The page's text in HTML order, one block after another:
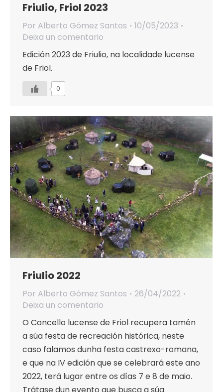
Friulio, Friol 2023
Por Alberto Gómez Santos
10/05/2023
Deixa un comentario
Edición 2023 de Friulio, na localidade lucense
de Friol.
0
Friulio 2022
Por Alberto Gómez Santos
26/04/2022
Deixa un comentario
O Concello lucense de Friol recupera tamén
a súa festa de recreación histórica, neste
caso falamos dunha festa castrexo-romana,
e que na IV edición que se celebrará este ano
2022, terá lugar entre os días 7 e 8 de maio.